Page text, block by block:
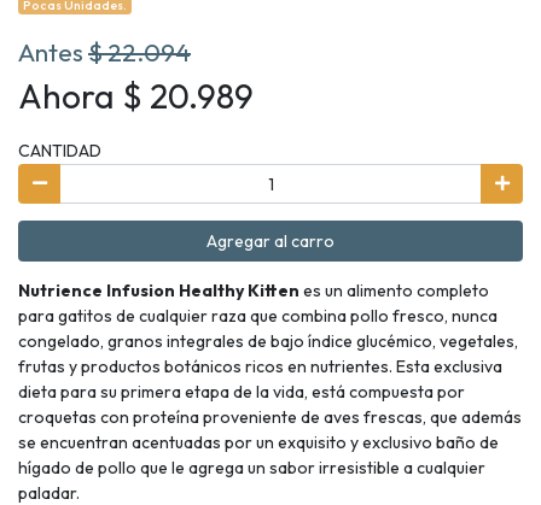
Pocas Unidades.
Antes$ 22.094
Ahora $ 20.989
CANTIDAD
Agregar al carro
Nutrience Infusion Healthy Kitten es un alimento completo
para gatitos de cualquier raza que combina pollo fresco, nunca
congelado, granos integrales de bajo índice glucémico, vegetales,
frutas y productos botánicos ricos en nutrientes. Esta exclusiva
dieta para su primera etapa de la vida, está compuesta por
croquetas con proteína proveniente de aves frescas, que además
se encuentran acentuadas por un exquisito y exclusivo baño de
hígado de pollo que le agrega un sabor irresistible a cualquier
paladar.